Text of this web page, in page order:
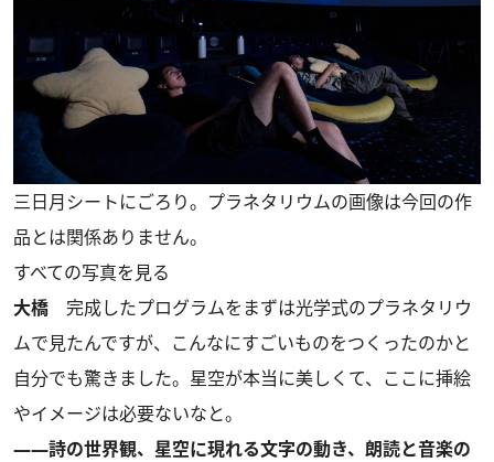
三日月シートにごろり。プラネタリウムの画像は今回の作
品とは関係ありません。
すべての写真を見る
大橋 完成したプログラムをまずは光学式のプラネタリウ
ムで見たんですが、こんなにすごいものをつくったのかと
自分でも驚きました。星空が本当に美しくて、ここに挿絵
やイメージは必要ないなと。
――詩の世界観、星空に現れる文字の動き、朗読と音楽の